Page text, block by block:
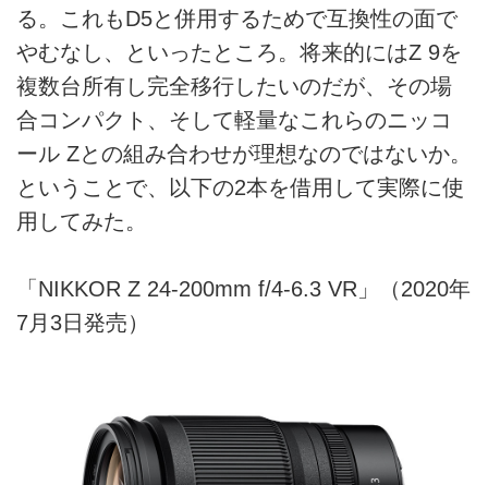
る。これもD5と併用するためで互換性の面で
やむなし、といったところ。将来的にはZ 9を
複数台所有し完全移行したいのだが、その場
合コンパクト、そして軽量なこれらのニッコ
ール Zとの組み合わせが理想なのではないか。
ということで、以下の2本を借用して実際に使
用してみた。
「NIKKOR Z 24-200mm f/4-6.3 VR」（2020年
7月3日発売）